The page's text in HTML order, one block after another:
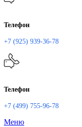
Телефон
+7 (925) 939-36-78
Телефон
+7 (499) 755-96-78
Меню